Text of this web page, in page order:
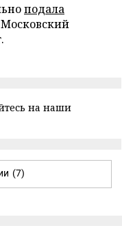
подала
на наши
(7)